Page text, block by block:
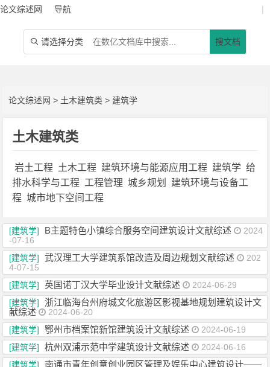
论文综述网 导航 |
 请选择分类 搜文档
论文综述网 > 土木建筑类 > 建筑学
土木建筑类
岩土工程 土木工程 建筑环境与能源应用工程 建筑学 给
排水科学与工程 工程管理 城乡规划
建筑环境与设备工
程 城市地下空间工程
[建筑学] B主题特色小镇综合服务空间建筑设计文献综述
2024
-07-16
[建筑学]
武汉理工大学建筑系馆改造及周边规划文献综述
202
4-07-15
[建筑学]
英国诺丁汉大学毕业设计文献综述
2024-06-29
[建筑学]
浙江临海台州府城文化旅游区影视基地规划建筑设计文
献综述
2024-06-20
[建筑学]
鄂州市档案馆新馆建筑设计文献综述
2024-06-19
[建筑学]
杭州双浦示范中学建筑设计文献综述
2024-06-16
[建筑学]
南通市青年创意创业园区管理及娱乐中心建筑设计——